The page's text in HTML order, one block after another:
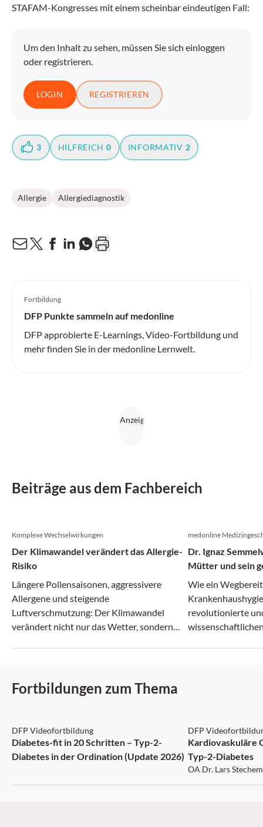
STAFAM-Kongresses mit einem scheinbar eindeutigen Fall:
Um den Inhalt zu sehen, müssen Sie sich einloggen
oder registrieren.
LOGIN REGISTRIEREN
3 HILFREICH 0 INFORMATIV 2
Allergie Allergiediagnostik
Fortbildung
DFP Punkte sammeln auf medonline
DFP approbierte E-Learnings, Video-Fortbildung und
mehr finden Sie in der medonline Lernwelt.
Beiträge aus dem Fachbereich
Komplexe Wechselwirkungen
Der Klimawandel verändert das Allergie-
Risiko
Längere Pollensaisonen, aggressivere
Allergene und steigende
Luftverschmutzung: Der Klimawandel
verändert nicht nur das Wetter, sondern
medonline
Dr. Ignaz
Mütter und sein
Irrenanstalt
Wie ein
revolutionierte
Fortbildungen zum Thema
DFP: 5 Punkte
DFP Videofortbildung
Diabetes-fit in 20 Schritten – Typ-2-
Diabetes in der Ordination (Update 2026)
DFP
Kardiovaskuläre
Typ-2-Diabetes
OA Dr. Lars